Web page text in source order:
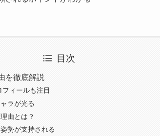
目次
を徹底解説
ィールも注目
ラが光る
由とは？
勢が支持される